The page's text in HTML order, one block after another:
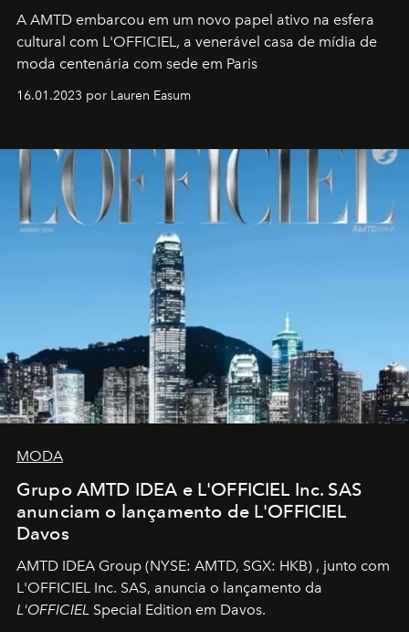
A AMTD embarcou em um novo papel ativo na esfera
cultural com L'OFFICIEL, a venerável casa de mídia de
moda centenária com sede em Paris
16.01.2023 por Lauren Easum
MODA
Grupo AMTD IDEA e L'OFFICIEL Inc. SAS
anunciam o lançamento de L'OFFICIEL
Davos
AMTD IDEA Group (NYSE: AMTD, SGX: HKB) , junto com
L'OFFICIEL Inc. SAS, anuncia o lançamento da
L'OFFICIEL Special Edition em Davos.